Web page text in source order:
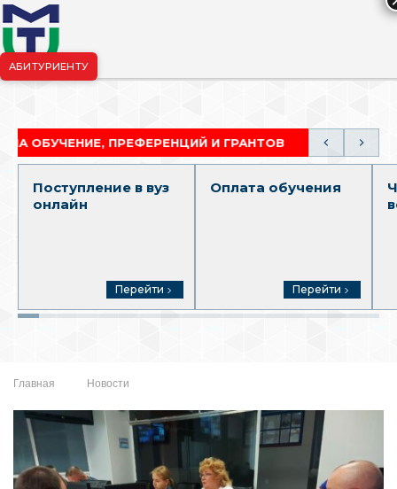
АБИТУРИЕНТУ
ПРЕФЕРЕНЦИЙ И ГРАНТОВ
Поступление в вуз
онлайн
Перейти
Оплата обучения
Перейти
Главная Новости